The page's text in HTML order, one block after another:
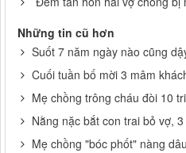
Những tin cũ hơn
Suốt 7 năm ngày nào cũng
Cuối tuần bố mời 3 mâm
Mẹ chồng trông cháu đòi 10
Nằng nặc bắt con trai bỏ vợ,
Mẹ chồng "bóc phốt" nàng